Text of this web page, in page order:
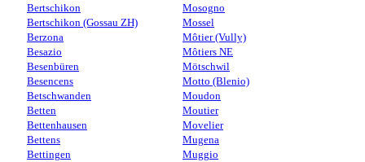
Bertschikon
Bertschikon (Gossau ZH)
Berzona
Besazio
Besenbüren
Besencens
Betschwanden
Betten
Bettenhausen
Bettens
Bettingen
Mosogno
Mossel
Môtier (Vully)
Môtiers NE
Mötschwil
Motto (Blenio)
Moudon
Moutier
Movelier
Mugena
Muggio